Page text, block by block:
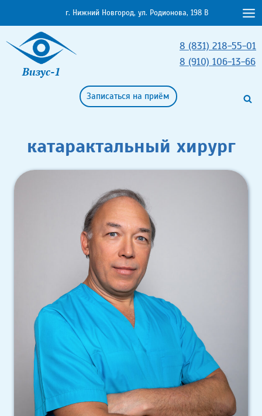
к
содержимому
г. Нижний Новгород, ул. Родионова, 198 В
Визус-1
8 (831) 218-55-01
8 (910) 106-13-66
Записаться на приём
катарактальный хирург